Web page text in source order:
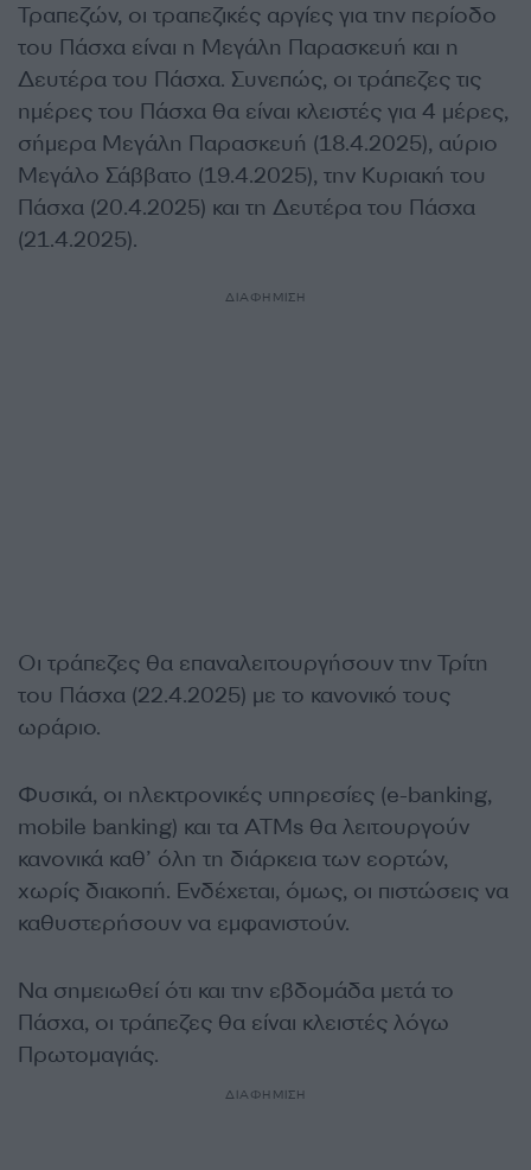
Τραπεζών, οι τραπεζικές αργίες για την περίοδο
του Πάσχα είναι η Μεγάλη Παρασκευή και η
Δευτέρα του Πάσχα. Συνεπώς, οι τράπεζες τις
ημέρες του Πάσχα θα είναι κλειστές για 4 μέρες,
σήμερα Μεγάλη Παρασκευή (18.4.2025), αύριο
Μεγάλο Σάββατο (19.4.2025), την Κυριακή του
Πάσχα (20.4.2025) και τη Δευτέρα του Πάσχα
(21.4.2025).
ΔΙΑΦΗΜΙΣΗ
Οι τράπεζες θα επαναλειτουργήσουν την Τρίτη
του Πάσχα (22.4.2025) με το κανονικό τους
ωράριο.
Φυσικά, οι ηλεκτρονικές υπηρεσίες (e-banking,
mobile banking) και τα ATMs θα λειτουργούν
κανονικά καθ’ όλη τη διάρκεια των εορτών,
χωρίς διακοπή. Ενδέχεται, όμως, οι πιστώσεις να
καθυστερήσουν να εμφανιστούν.
Να σημειωθεί ότι και την εβδομάδα μετά το
Πάσχα, οι τράπεζες θα είναι κλειστές λόγω
Πρωτομαγιάς.
ΔΙΑΦΗΜΙΣΗ